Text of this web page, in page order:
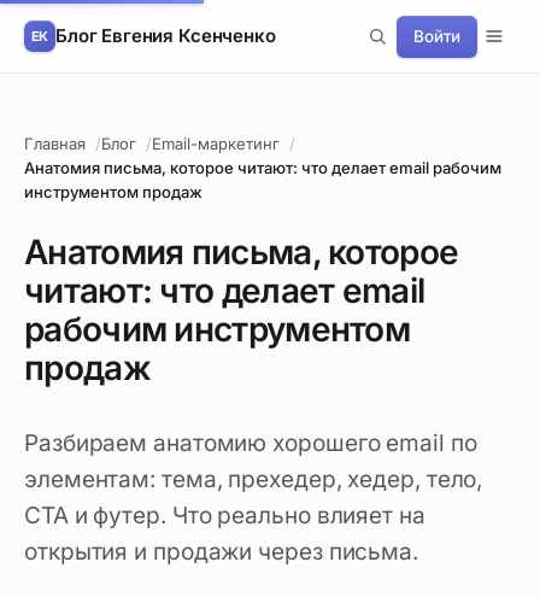
Блог Евгения Ксенченко Войти
Главная Блог
Email-маркетинг
Анатомия письма, которое читают: что делает email рабочим
инструментом продаж
Анатомия письма, которое
читают: что делает email
рабочим инструментом
продаж
Разбираем анатомию хорошего email по
элементам: тема, прехедер, хедер, тело,
CTA и футер. Что реально влияет на
открытия и продажи через письма.